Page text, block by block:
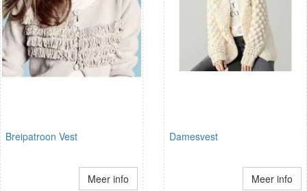
Breipatroon Vest
Meer info
Damesvest
Meer info